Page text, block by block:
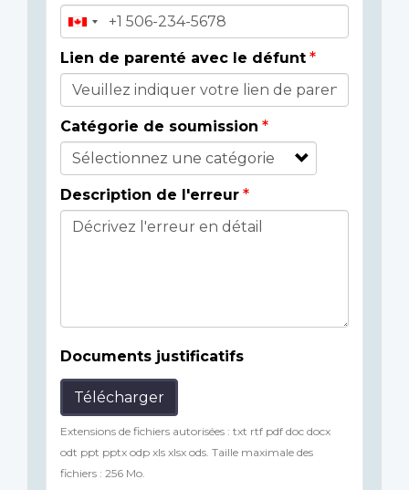
Lien de parenté avec le défunt
Catégorie de soumission
Description de l'erreur
Documents justificatifs
Télécharger
Extensions de fichiers autorisées : txt rtf pdf doc docx
odt ppt pptx odp xls xlsx ods. Taille maximale des
fichiers : 256 Mo.